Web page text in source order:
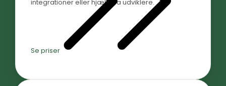
integrationer eller hjælp fra udviklere.
Se priser